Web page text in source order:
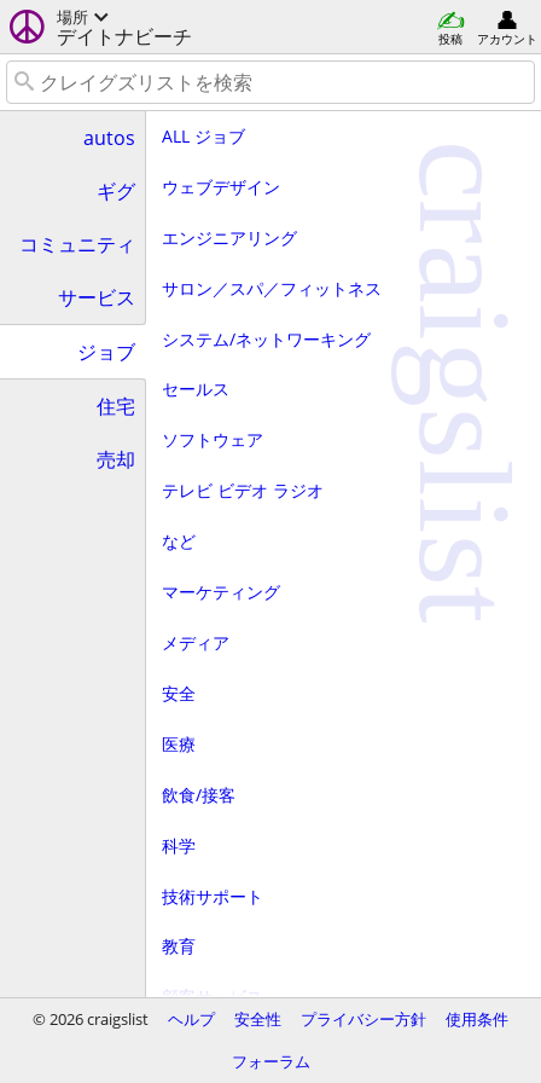
場所
デイトナビーチ 投稿 アカウント
autos
ギグ
コミュニティ
サービス
ジョブ
住宅
売却
ALL ジョブ
ウェブデザイン
エンジニアリング
サロン／スパ／フィットネス
システム/ネットワーキング
セールス
ソフトウェア
テレビ ビデオ ラジオ
など
マーケティング
メディア
安全
医療
飲食/接客
科学
技術サポート
教育
顧客サービス
craigslist
© 2026 craigslist ヘルプ 安全性 プライバシー方針
使用条件
フォーラム